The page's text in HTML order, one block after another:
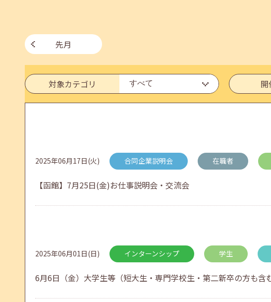
7月のセミナー情報を公開いたしました。
2026年06月03日(水) jobcafeからのお知らせ
6月のセミナー情報を公開いたしました。
2026年04月25日(土) jobcafeからのお知らせ
先月
対象カテゴリ 開
2025年06月17日(火) 合同企業説明会 在職者
【函館】7月25日(金)お仕事説明会・交流会
2025年06月01日(日) インターンシップ 学生
6月6日（金）大学生等（短大生・専門学校生・第二新卒の方も